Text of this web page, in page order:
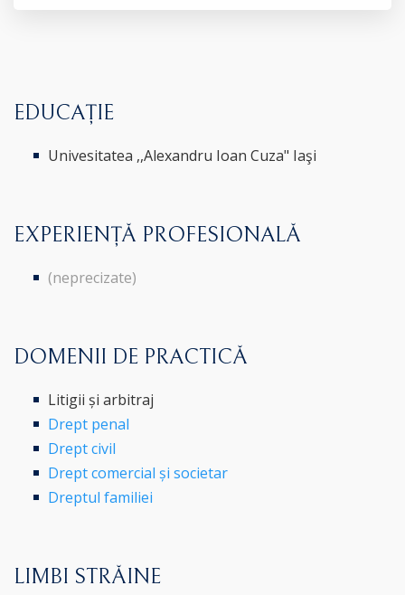
EDUCAȚIE
Univesitatea ,,Alexandru Ioan Cuza" Iaşi
EXPERIENȚĂ PROFESIONALĂ
(neprecizate)
DOMENII DE PRACTICĂ
Litigii și arbitraj
Drept penal
Drept civil
Drept comercial și societar
Dreptul familiei
LIMBI STRĂINE